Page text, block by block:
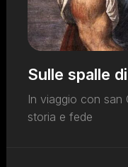
Sulle spalle
In viaggio con san
storia e fede